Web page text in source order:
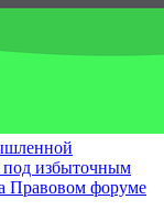
под избыточным
Правовом форуме